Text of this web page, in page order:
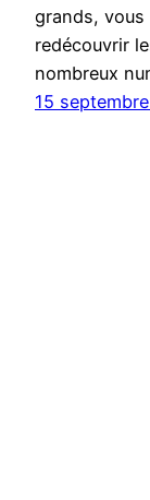
grands, vous
redécouvrir
nombreux
15